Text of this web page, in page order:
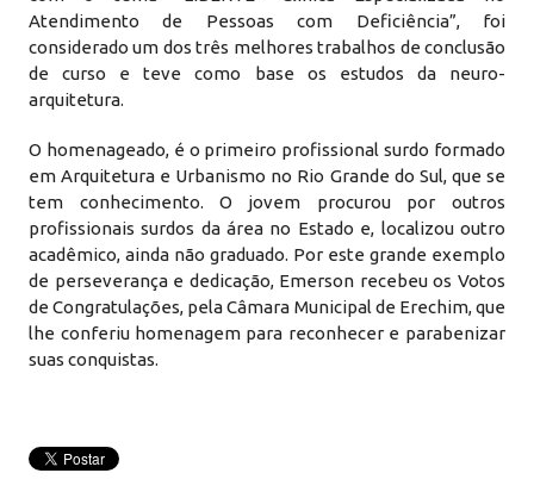
Atendimento de Pessoas com Deficiência”, foi
considerado um dos três melhores trabalhos de conclusão
de curso e teve como base os estudos da neuro-
arquitetura.
O homenageado, é o primeiro profissional surdo formado
em Arquitetura e Urbanismo no Rio Grande do Sul, que se
tem conhecimento. O jovem procurou por outros
profissionais surdos da área no Estado e, localizou outro
acadêmico, ainda não graduado. Por este grande exemplo
de perseverança e dedicação, Emerson recebeu os Votos
de Congratulações, pela Câmara Municipal de Erechim, que
lhe conferiu homenagem para reconhecer e parabenizar
suas conquistas.